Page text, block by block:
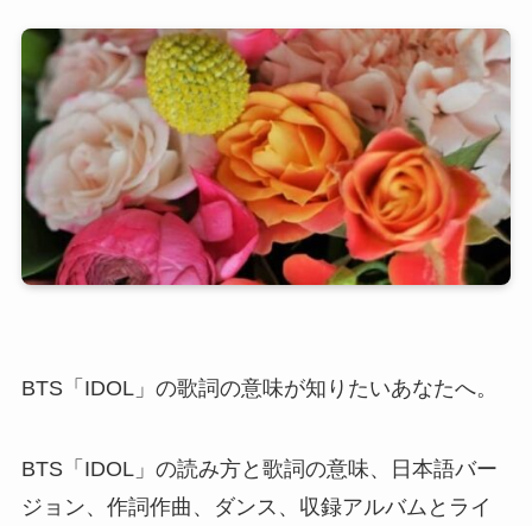
BTS「IDOL」の歌詞の意味が知りたいあなたへ。
BTS「IDOL」の読み方と歌詞の意味、日本語バー
ジョン、作詞作曲、ダンス、収録アルバムとライ